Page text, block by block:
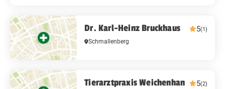
Dr. Karl-Heinz Bruckhaus 5(1)
Schmallenberg
Tierarztpraxis Weichenhan 5(2)